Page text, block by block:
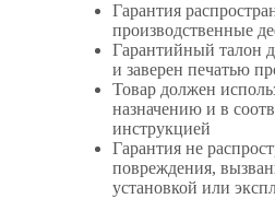
Гарантия
производственные
Гарантийный талон
и заверен печатью
Товар должен
назначению и в
инструкцией
Гарантия не
повреждения,
установкой или